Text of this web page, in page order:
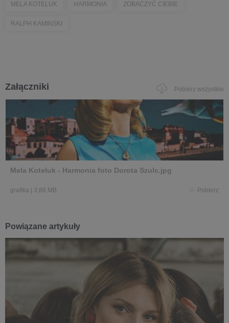
MELA KOTELUK HARMONIA ZOBACZYĆ CIEBIE
RALPH KAMINSKI
Załączniki Pobierz wszystkie
Mela Koteluk - Harmonia foto Dorota Szulc.jpg
grafika 3,88 MB Pobierz
Powiązane artykuły